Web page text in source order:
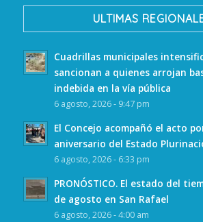
ULTIMAS
Cuadrillas municipales
sancionan a quienes arrojan
indebida en la vía pública
6 agosto, 2026 - 9:47 pm
El Concejo acompañó el acto
aniversario del Estado
6 agosto, 2026 - 6:33 pm
PRONÓSTICO. El estado del
de agosto en San Rafael
6 agosto, 2026 - 4:00 am